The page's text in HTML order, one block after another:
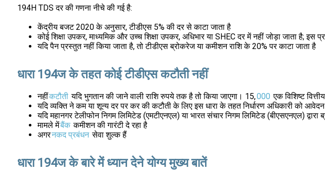
194H TDS दर की गणना नीचे की गई है:
केंद्रीय बजट 2020 के अनुसार, टीडीएस 5% की दर से काटा जाता है
कोई शिक्षा उपकर, माध्यमिक और उच्च शिक्षा उपकर, अधिभार या SHEC दर में नहीं जोड़ा जाता है;
यदि पैन प्रस्तुत नहीं किया जाता है, तो टीडीएस ब्रोकरेज या कमीशन राशि के 20% पर काटा जाता है
धारा 194ज के तहत कोई टीडीएस कटौती नहीं
नहींकटौती यदि भुगतान की जाने वाली राशि रुपये तक है तो किया जाएगा। 15,000 एक विशिष्ट
यदि व्यक्ति ने कम या शून्य दर पर कर की कटौती के लिए इस धारा के तहत निर्धारण अधिकारी को आवेदन
यदि महानगर टेलीफोन निगम लिमिटेड (एमटीएनएल) या भारत संचार निगम लिमिटेड (बीएसएनएल)
मामले मेंबैंक कमीशन की गारंटी दे रहा है
अगरनकद प्रबंधन सेवा शुल्क हैं
धारा 194ज के बारे में ध्यान देने योग्य मुख्य बातें